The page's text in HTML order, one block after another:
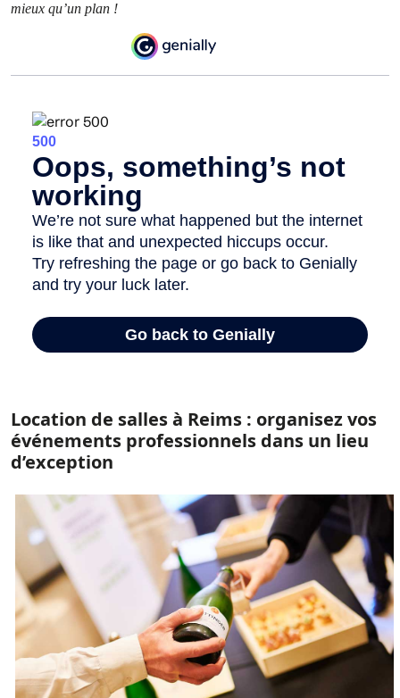
mieux qu’un plan !
Location de salles à Reims : organisez vos
événements professionnels dans un lieu
d’exception